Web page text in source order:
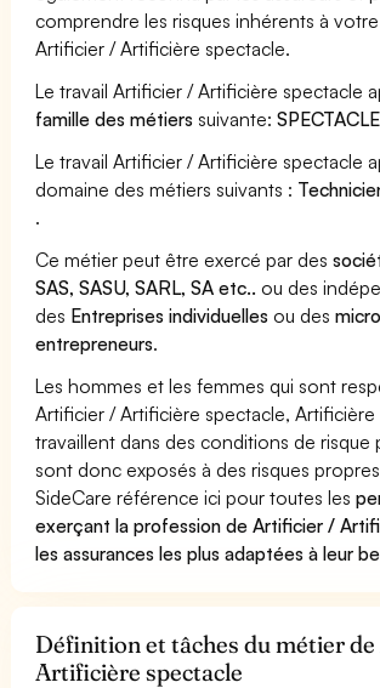
comprendre les risques inhérents à
Artificier / Artificière spectacle.
Le travail Artificier / Artificière spectacle
famille des métiers suivante:SPECTACLE
Le travail Artificier / Artificière spectacle
domaine des métiers suivants :
.
Ce métier peut être exercé par des
SAS, SASU, SARL, SA etc.. ou des
des Entreprises individuelles ou des
entrepreneurs.
Les hommes et les femmes qui sont
Artificier / Artificière spectacle, Artificière
travaillent dans des conditions de risque
sont donc exposés à des risques
SideCare référence ici pour toutes les
exerçant la profession de Artificier /
les assurances les plus adaptées à leur
Définition et tâches du métier
Artificière spectacle